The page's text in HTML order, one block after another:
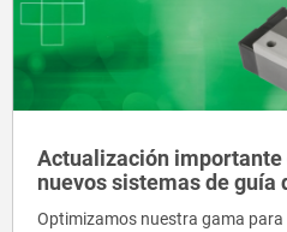
Actualización importante
nuevos sistemas de guía
Optimizamos nuestra gama